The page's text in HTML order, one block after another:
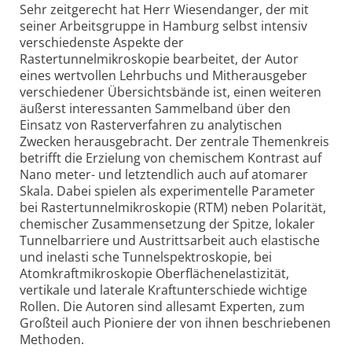
Sehr zeitgerecht hat Herr Wiesendanger, der mit
seiner Arbeitsgruppe in Hamburg selbst intensiv
verschiedenste Aspekte der
Rastertunnelmikroskopie bearbeitet, der Autor
eines wertvollen Lehrbuchs und Mitherausgeber
verschiedener Übersichtsbände ist, einen weiteren
äußerst interessanten Sammelband über den
Einsatz von Rasterverfahren zu analytischen
Zwecken herausgebracht. Der zentrale Themenkreis
betrifft die Erzielung von chemischem Kontrast auf
Nano meter- und letztendlich auch auf atomarer
Skala. Dabei spielen als experimentelle Parameter
bei Rastertunnelmikroskopie (RTM) neben Polarität,
chemischer Zusammensetzung der Spitze, lokaler
Tunnelbarriere und Austrittsarbeit auch elastische
und inelasti sche Tunnelspektroskopie, bei
Atomkraftmikroskopie Oberflächenelastizität,
vertikale und laterale Kraftunterschiede wichtige
Rollen. Die Autoren sind allesamt Experten, zum
Großteil auch Pioniere der von ihnen beschriebenen
Methoden.